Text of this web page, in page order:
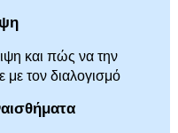
και πώς να την
με τον διαλογισμό